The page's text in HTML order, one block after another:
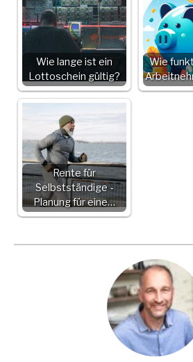
Wie lange ist ein
Lottoschein gültig?
Wie
Rente für
Selbstständige -
Planung für eine…